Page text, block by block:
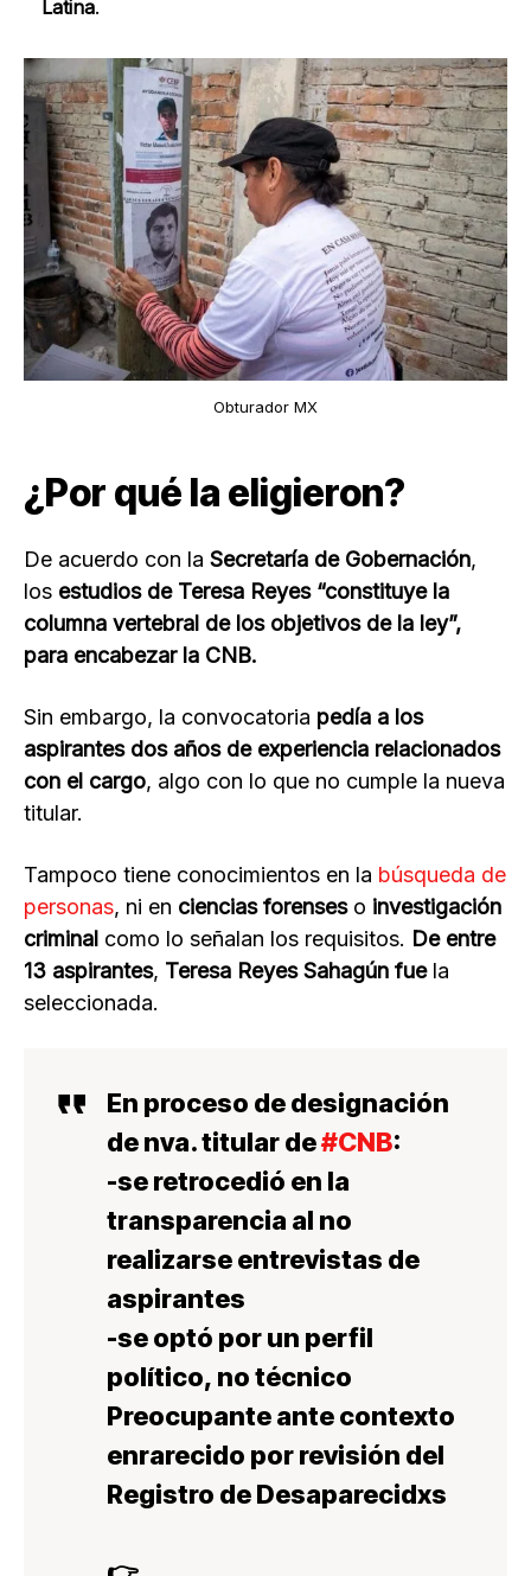
Latina.
Obturador MX
¿Por qué la eligieron?
De acuerdo con la Secretaría de Gobernación,
los estudios de Teresa Reyes “constituye la
columna vertebral de los objetivos de la ley”,
para encabezar la CNB.
Sin embargo, la convocatoria pedía a los
aspirantes dos años de experiencia relacionados
con el cargo, algo con lo que no cumple la nueva
titular.
Tampoco tiene conocimientos en la búsqueda de
personas, ni en ciencias forenseso investigación
criminal como lo señalan los requisitos. De entre
13 aspirantes, Teresa Reyes Sahagún fuela
seleccionada.
En proceso de designación
de nva. titular de#CNB:
-se retrocedió en la
transparencia al no
realizarse entrevistas de
aspirantes
-se optó por un perfil
político, no técnico
Preocupante ante contexto
enrarecido por revisión del
Registro de Desaparecidxs